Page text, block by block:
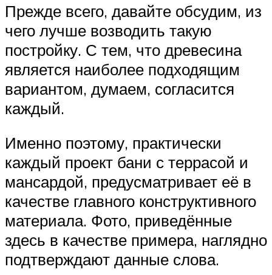
Прежде всего, давайте обсудим, из
чего лучше возводить такую
постройку. С тем, что древесина
является наиболее подходящим
вариантом, думаем, согласится
каждый.
Именно поэтому, практически
каждый проект бани с террасой и
мансардой, предусматривает её в
качестве главного конструктивного
материала. Фото, приведённые
здесь в качестве примера, наглядно
подтверждают данные слова.